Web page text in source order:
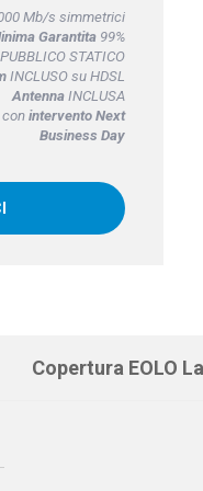
Mb/s simmetrici
Garantita99%
STATICO
INCLUSO su HDSL
AntennaINCLUSA
intervento Next
Business Day
Copertura EOLO